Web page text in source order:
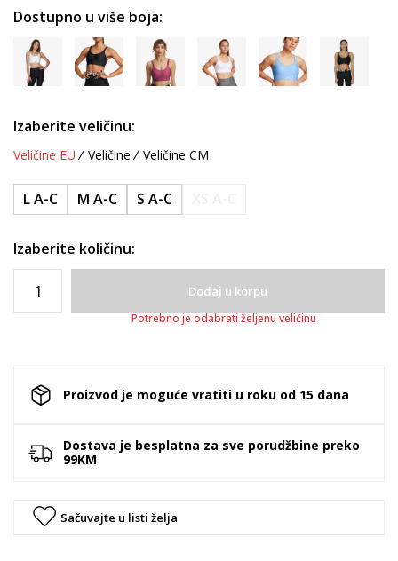
Dostupno u više boja:
Izaberite veličinu:
Veličine EU Veličine Veličine CM
L A-C M A-C S A-C
Izaberite količinu:
Dodaj u korpu
Potrebno je odabrati željenu veličinu
Proizvod je moguće vratiti u roku od 15 dana
Dostava je besplatna za sve porudžbine preko
99KM
Sačuvajte u listi želja